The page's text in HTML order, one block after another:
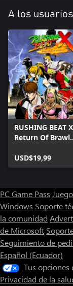
A los
RUSHING BEAT
Return Of Brawl
USD$19,99
PC Game Pass
Windows Soporte
la comunidad
de Microsoft
Seguimiento de
Español (Ecuador)
Tus opciones
Privacidad de la